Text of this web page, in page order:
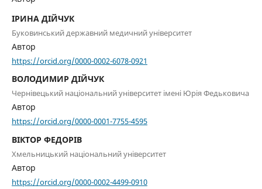
ІРИНА ДІЙЧУК
Буковинський державний медичний університет
Автор
https://orcid.org/0000-0002-6078-0921
ВОЛОДИМИР ДІЙЧУК
Чернівецький національний університет імені Юрія Федьковича
Автор
https://orcid.org/0000-0001-7755-4595
ВІКТОР ФЕДОРІВ
Хмельницький національний університет
Автор
https://orcid.org/0000-0002-4499-0910